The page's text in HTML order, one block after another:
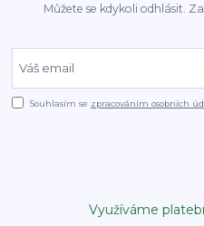
Můžete se kdykoli odhlásit.
Souhlasím se zpracováním osobních
Využíváme